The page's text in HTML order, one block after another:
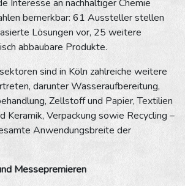
Interesse an nachhaltiger Chemie
bemerkbar: 61 Aussteller stellen
Lösungen vor, 25 weitere
abbaubare Produkte.
sind in Köln zahlreiche weitere
darunter Wasseraufbereitung,
Zellstoff und Papier, Textilien
Keramik, Verpackung sowie Recycling –
Anwendungsbreite der
Messepremieren